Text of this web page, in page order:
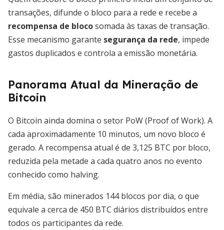
transações, difunde o bloco para a rede e recebe a
recompensa de blocosomada às taxas de transação.
Esse mecanismo garante segurança da rede, impede
gastos duplicados e controla a emissão monetária.
Panorama Atual da Mineração de
Bitcoin
O Bitcoin ainda domina o setor PoW (Proof of Work). A
cada aproximadamente 10 minutos, um novo bloco é
gerado. A recompensa atual é de 3,125 BTC por bloco,
reduzida pela metade a cada quatro anos no evento
conhecido como halving.
Em média, são minerados 144 blocos por dia, o que
equivale a cerca de 450 BTC diários distribuídos entre
todos os participantes da rede.